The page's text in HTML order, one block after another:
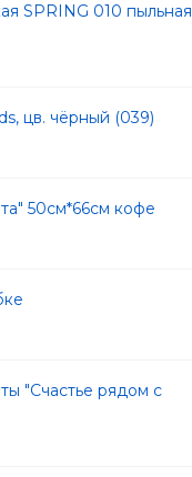
SPRING 010 пыльная
цв. чёрный (039)
50см*66см кофе
"Счастье рядом с